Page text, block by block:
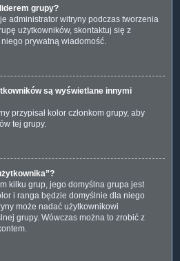
grupy?
administrator witryny podczas tworzenia
użytkowników, skontaktuj się z
prywatną wiadomość.
są wyświetlane innymi
przypisał kolor członkom grupy, aby
tej grupy.
kilku grup, jego domyślna grupa jest
i ranga będzie domyślnie dla niego
może nadać użytkownikowi
grupy. Wówczas można to zrobić z